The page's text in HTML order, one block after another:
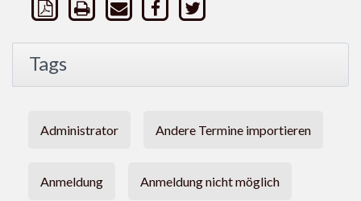
Tags
Administrator Andere Termine importieren
Anmeldung Anmeldung nicht möglich